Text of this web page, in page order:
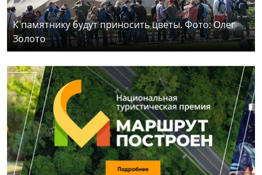
К памятнику будут приносить цветы. Фото: Олег
Золото